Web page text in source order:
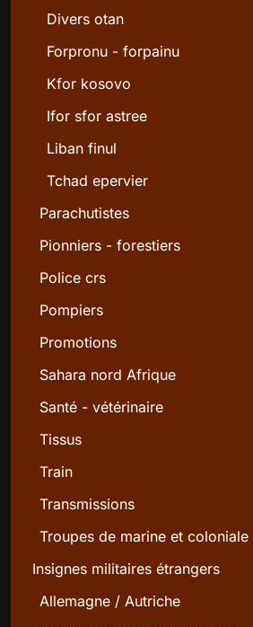
Divers otan
Forpronu - forpainu
Kfor kosovo
Ifor sfor astree
Liban finul
Tchad epervier
Parachutistes
Pionniers - forestiers
Police crs
Pompiers
Promotions
Sahara nord Afrique
Santé - vétérinaire
Tissus
Train
Transmissions
Troupes de marine et coloniale
Insignes militaires étrangers
Allemagne / Autriche